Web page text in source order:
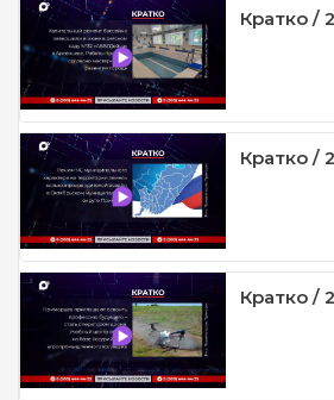
Кратко /
Кратко /
Кратко /